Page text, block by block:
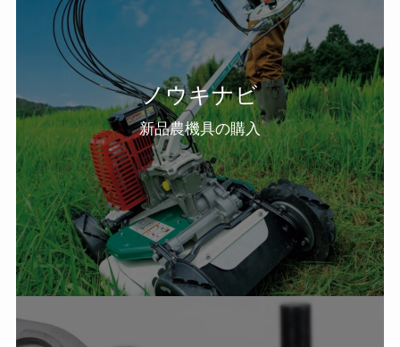
ノウキナビ
新品農機具の購入